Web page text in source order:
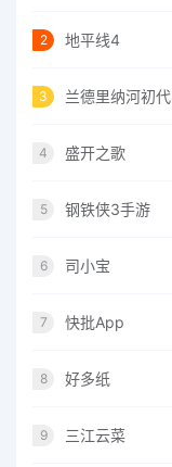
2 地平线4
3 兰德里纳河初代
4 盛开之歌
5 钢铁侠3手游
6 司小宝
7 快批App
8 好多纸
9 三江云菜